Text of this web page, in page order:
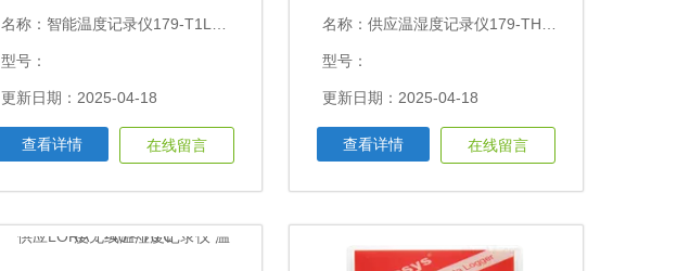
名称： 智能温度记录仪179-T1L温度：-30 ～ 70℃
型号：
更新日期：2025-04-18
查看详情 在线留言
名称： 供应温湿度记录仪179-THL（外置传感器）
型号：
更新日期：2025-04-18
查看详情 在线留言